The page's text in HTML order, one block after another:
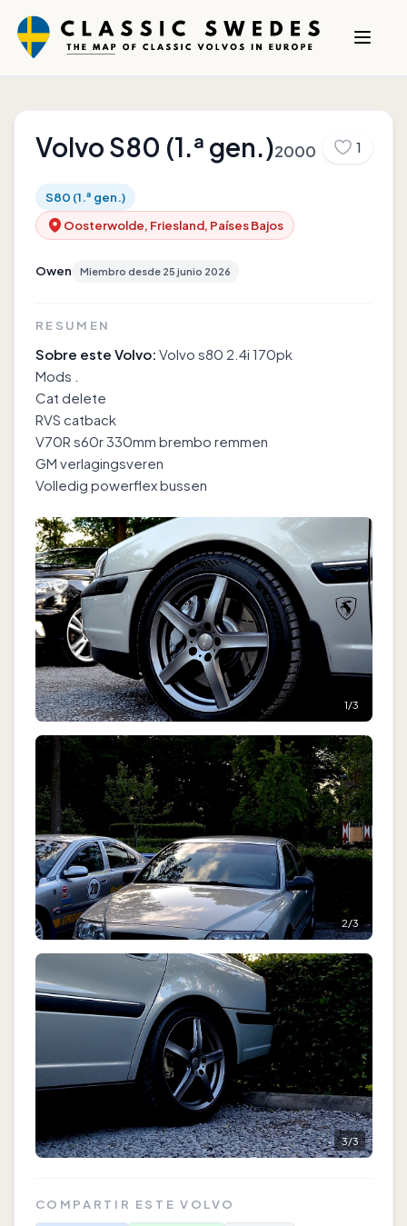
Volvo S80 (1.ª gen.)2000 1
S80 (1.ª gen.)
Oosterwolde, Friesland, Países Bajos
Owen Miembro desde 25 junio 2026
RESUMEN
Sobre este Volvo: Volvo s80 2.4i 170pk
Mods .
Cat delete
RVS catback
V70R s60r 330mm brembo remmen
GM verlagingsveren
Volledig powerflex bussen
1/3
2/3
3/3
COMPARTIR ESTE VOLVO